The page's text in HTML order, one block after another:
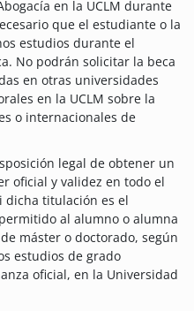
en la UCLM durante
que el estudiante o la
estudios durante el
No podrán solicitar la beca
en otras universidades
en la UCLM sobre la
o internacionales de
legal de obtener un
oficial y validez en todo el
dicha titulación es el
al alumno o alumna
máster o doctorado, según
estudios de grado
oficial, en la Universidad